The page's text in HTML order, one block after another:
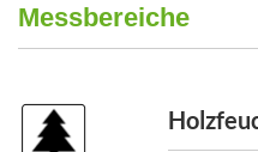
Messbereiche